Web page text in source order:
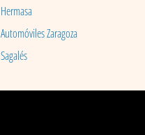
Hermasa
Automóviles Zaragoza
Sagalés